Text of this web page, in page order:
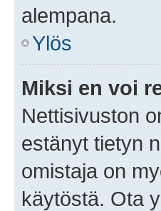
alempana.
Ylös
Miksi en voi
Nettisivuston
estänyt tietyn
omistaja on
käytöstä. Ota